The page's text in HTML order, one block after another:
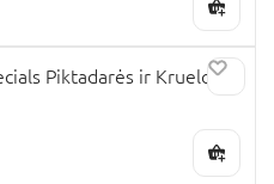
Piktadarės ir Kruelos